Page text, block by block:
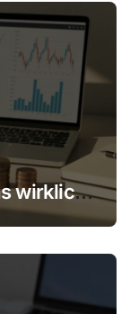
wirklich